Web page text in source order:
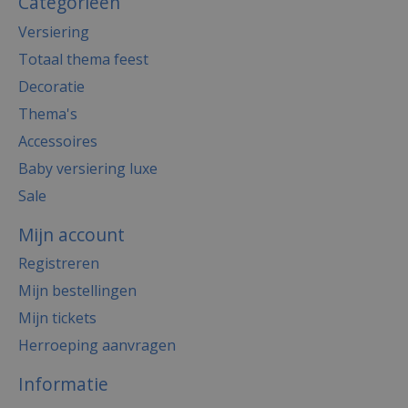
Versiering
Totaal thema feest
Decoratie
Thema's
Accessoires
Baby versiering luxe
Sale
Mijn account
Registreren
Mijn bestellingen
Mijn tickets
Herroeping aanvragen
Informatie